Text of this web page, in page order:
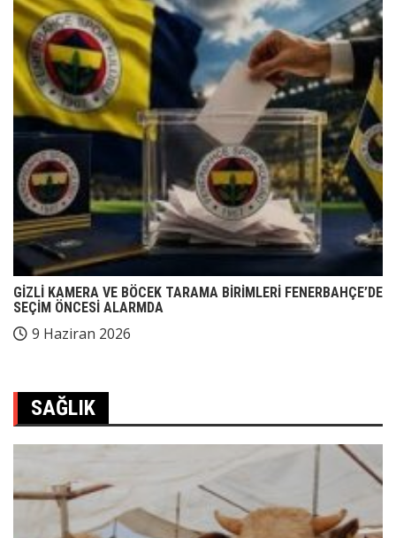
GİZLİ KAMERA VE BÖCEK TARAMA BİRİMLERİ FENERBAHÇE’DE
SEÇİM ÖNCESİ ALARMDA
9 Haziran 2026
SAĞLIK